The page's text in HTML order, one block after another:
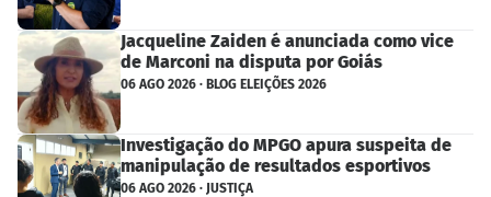
Jacqueline Zaiden é anunciada como vice
de Marconi na disputa por Goiás
06 AGO 2026 · BLOG ELEIÇÕES 2026
Investigação do MPGO apura suspeita de
manipulação de resultados esportivos
06 AGO 2026 · JUSTIÇA